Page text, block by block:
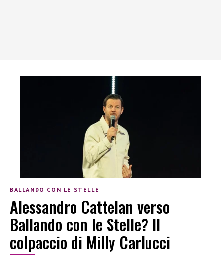
BALLANDO CON LE STELLE
Alessandro Cattelan verso
Ballando con le Stelle? Il
colpaccio di Milly Carlucci